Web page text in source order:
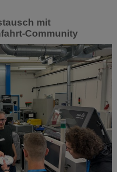
mit
Community